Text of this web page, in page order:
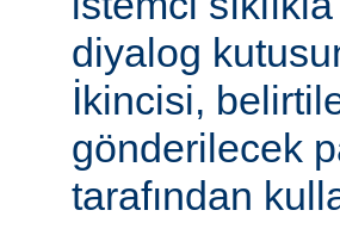
diyalog
İkincisi,
gönderilecek
tarafından